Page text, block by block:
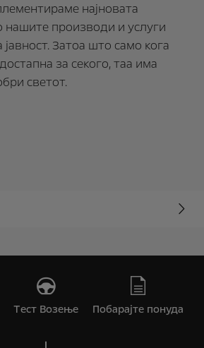
најновата
нашите производи и услуги
Затоа што само кога
за секого, таа има
светот.
Tест Bозење
Побарајте понуда